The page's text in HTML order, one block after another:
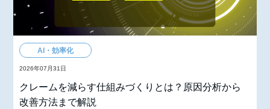
AI・効率化
2026年07月31日
クレームを減らす仕組みづくりとは？原因分析から
改善方法まで解説